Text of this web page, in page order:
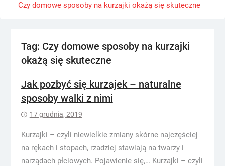
Czy domowe sposoby na kurzajki okażą się skuteczne
Tag: Czy domowe sposoby na kurzajki
okażą się skuteczne
Jak pozbyć się kurzajek – naturalne
sposoby walki z nimi
17 grudnia, 2019
Kurzajki – czyli niewielkie zmiany skórne najczęściej
na rękach i stopach, rzadziej stawiają na twarzy i
narządach płciowych. Pojawienie się,… Kurzajki – czyli